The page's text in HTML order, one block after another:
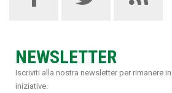
NEWSLETTER
Iscriviti alla nostra newsletter per rimanere
iniziative.